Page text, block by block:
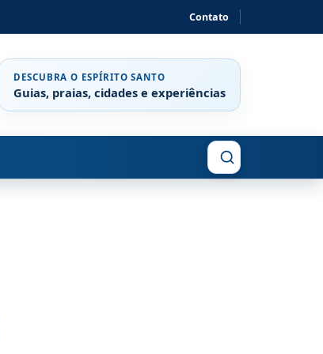
Contato
DESCUBRA O ESPÍRITO SANTO
Guias, praias, cidades e experiências
Buscar